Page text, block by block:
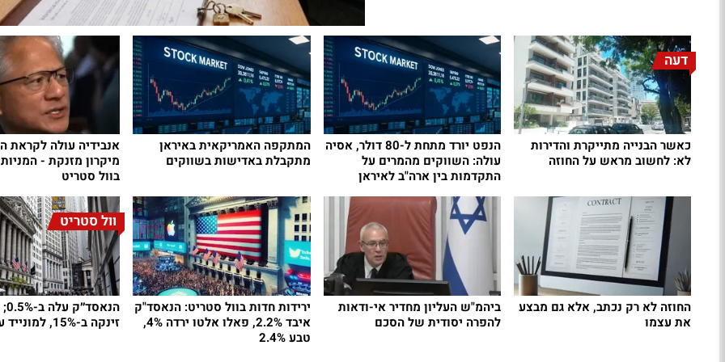
דעה
כאשר הבנייה מתייקרת והדירות
לא: לחשוב מראש על החוזה
הנפט יורד מתחת ל-80 דולר, אסיה
עולה: השווקים מהמרים על
התקדמות בין ארה"ב לאיראן
המתקפה האמריקאית באיראן
מתקבלת באדישות בשווקים
אנבידיה עולה לקראת
מיקרון מזנקת -
בוול סטריט
החוזה לא רק נכתב, אלא גם מבצע
את עצמו
ביהמ"ש העליון מחדיר אי-ודאות
להפרה יסודית של הסכם
ירידות חדות בוול סטריט: הנאסד"ק
איבד 2.2%, פאלו אלטו ירדה 4%,
טבע 2.4%
וול סטריט
זינקה ב-15%, למונייד עם 16%